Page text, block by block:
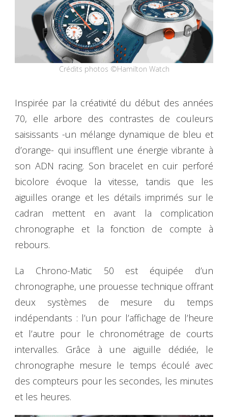
Crédits photos ©Hamilton Watch
Inspirée par la créativité du début des années
70, elle arbore des contrastes de couleurs
saisissants -un mélange dynamique de bleu et
d’orange- qui insufflent une énergie vibrante à
son ADN racing. Son bracelet en cuir perforé
bicolore évoque la vitesse, tandis que les
aiguilles orange et les détails imprimés sur le
cadran mettent en avant la complication
chronographe et la fonction de compte à
rebours.
La Chrono-Matic 50 est équipée d’un
chronographe, une prouesse technique offrant
deux systèmes de mesure du temps
indépendants : l’un pour l’affichage de l’heure
et l’autre pour le chronométrage de courts
intervalles. Grâce à une aiguille dédiée, le
chronographe mesure le temps écoulé avec
des compteurs pour les secondes, les minutes
et les heures.